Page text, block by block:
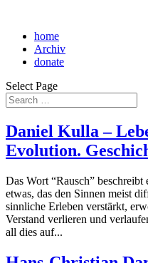
home
Archiv
donate
Select Page
Daniel Kulla –
Evolution.
Das Wort “Rausch”
etwas, das den Sinnen meist
sinnliche Erleben verstärkt,
Verstand verlieren und
all dies auf...